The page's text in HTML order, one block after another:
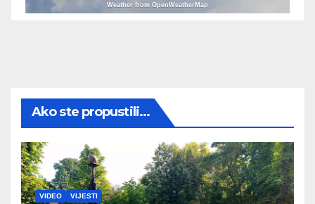
Weather from OpenWeatherMap
Ako ste propustili...
VIDEO VIJESTI